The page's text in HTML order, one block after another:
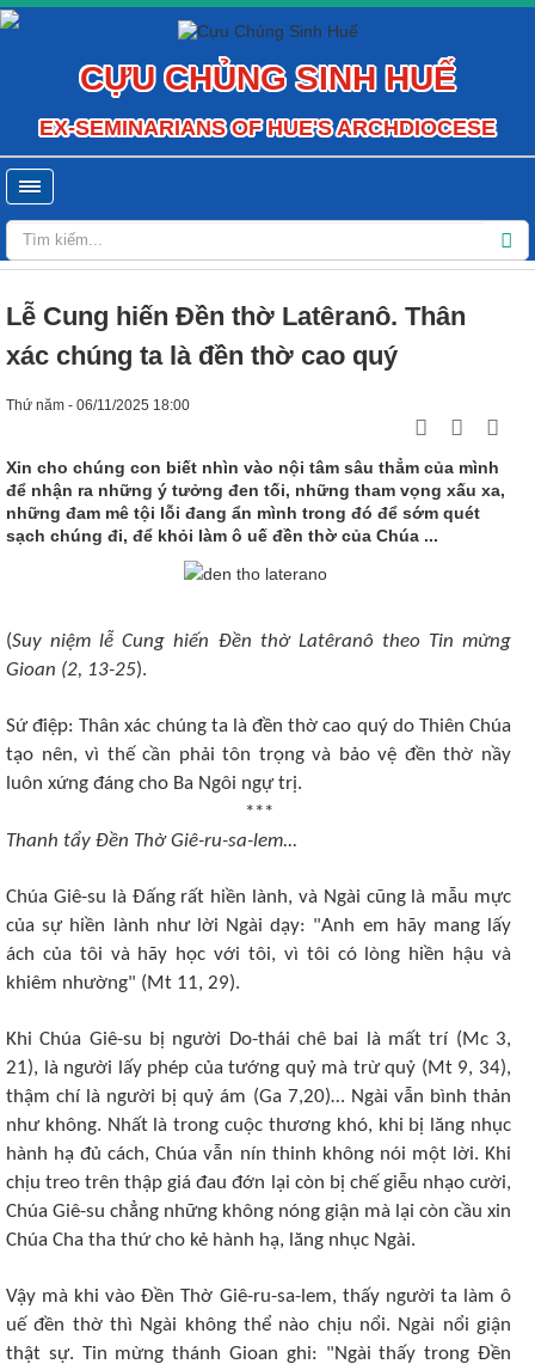
CỰU CHỦNG SINH HUẾ
EX-SEMINARIANS OF HUE'S ARCHDIOCESE
Lễ Cung hiến Đền thờ Latêranô. Thân
xác chúng ta là đền thờ cao quý
Thứ năm - 06/11/2025 18:00
Xin cho chúng con biết nhìn vào nội tâm sâu thẳm của mình
để nhận ra những ý tưởng đen tối, những tham vọng xấu xa,
những đam mê tội lỗi đang ẩn mình trong đó để sớm quét
sạch chúng đi, để khỏi làm ô uế đền thờ của Chúa ...
(Suy niệm lễ Cung hiến Đền thờ Latêranô theo Tin mừng
Gioan (2, 13-25).
Sứ điệp: Thân xác chúng ta là đền thờ cao quý do Thiên Chúa
tạo nên, vì thế cần phải tôn trọng và bảo vệ đền thờ nầy
luôn xứng đáng cho Ba Ngôi ngự trị.
***
Thanh tẩy Đền Thờ Giê-ru-sa-lem...
Chúa Giê-su là Đấng rất hiền lành, và Ngài cũng là mẫu mực
của sự hiền lành như lời Ngài dạy: "Anh em hãy mang lấy
ách của tôi và hãy học với tôi, vì tôi có lòng hiền hậu và
khiêm nhường" (Mt 11, 29).
Khi Chúa Giê-su bị người Do-thái chê bai là mất trí (Mc 3,
21), là người lấy phép của tướng quỷ mà trừ quỷ (Mt 9, 34),
thậm chí là người bị quỷ ám (Ga 7,20)… Ngài vẫn bình thản
như không. Nhất là trong cuộc thương khó, khi bị lăng nhục
hành hạ đủ cách, Chúa vẫn nín thinh không nói một lời. Khi
chịu treo trên thập giá đau đớn lại còn bị chế giễu nhạo cười,
Chúa Giê-su chẳng những không nóng giận mà lại còn cầu xin
Chúa Cha tha thứ cho kẻ hành hạ, lăng nhục Ngài.
Vậy mà khi vào Đền Thờ Giê-ru-sa-lem, thấy người ta làm ô
uế đền thờ thì Ngài không thể nào chịu nổi. Ngài nổi giận
thật sự. Tin mừng thánh Gioan ghi: "Ngài thấy trong Đền